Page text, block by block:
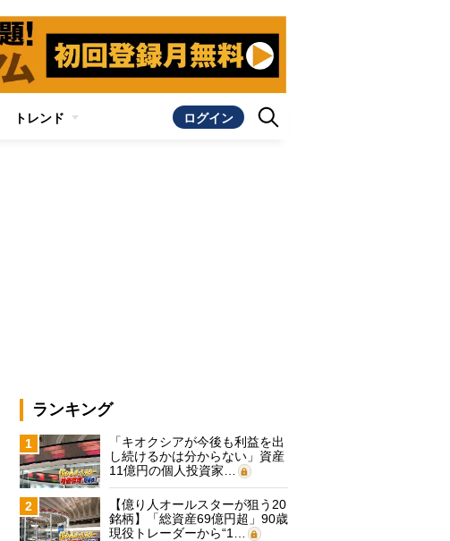
トレンド ログイン
ランキング
1
「キオクシアが今後も利益を出
し続けるかは分からない」資産
11億円の個人投資家…
2
【億り人オールスターが狙う20
銘柄】「総資産69億円超」90歳
現役トレーダーから“1…